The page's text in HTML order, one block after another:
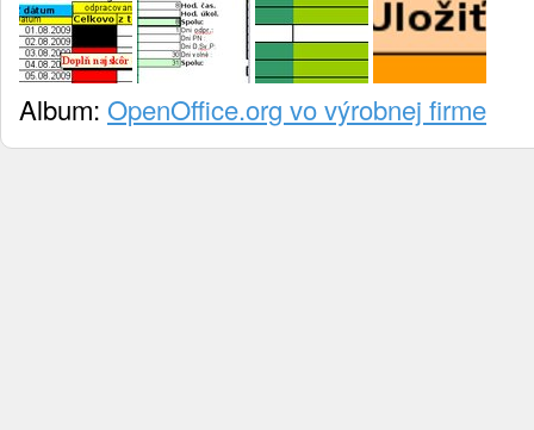
Album: OpenOffice.org vo výrobnej firme